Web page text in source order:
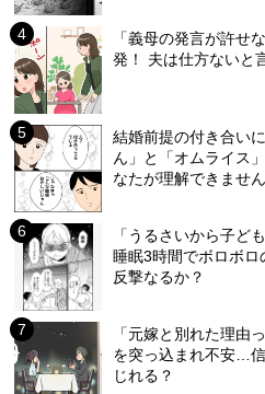
「義母の発言が許せ
発！ 夫は仕方ないと
結婚前提の付き合い
ん」と「オムライス
なたが理解できません
「うるさいから子ど
睡眠3時間でボロボ
反撃なるか？
「元嫁と別れた理由
を突っ込まれ不安…
じれる？